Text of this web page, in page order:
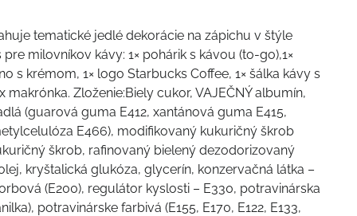
tematické jedlé dekorácie na zápichu v štýle
milovníkov kávy: 1× pohárik s kávou (to-go),1×
s krémom, 1× logo Starbucks Coffee, 1× šálka kávy s
makrónka. Zloženie:Biely cukor, VAJEČNÝ albumín,
(guarová guma E412, xantánová guma E415,
E466), modifikovaný kukuričný škrob
škrob, rafinovaný bielený dezodorizovaný
kryštalická glukóza, glycerín, konzervačná látka –
(E200), regulátor kyslosti – E330, potravinárska
potravinárske farbivá (E155, E170, E122, E133,